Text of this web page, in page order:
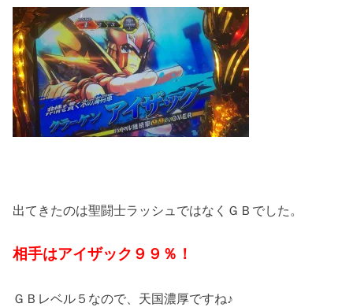
出てきたのは聖闘士ラッシュではなくＧＢでした。
相手はアイザック９９％！
ＧＢレベル５なので、天国濃厚ですね♪